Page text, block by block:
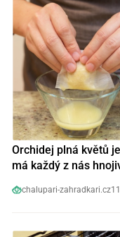
Orchidej plná květů
má každý z nás
chalupari-zahradkari.cz